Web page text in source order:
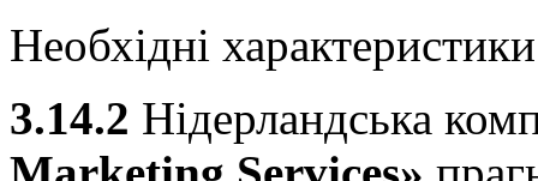
Необхідні
3.14.2 Нідерландська